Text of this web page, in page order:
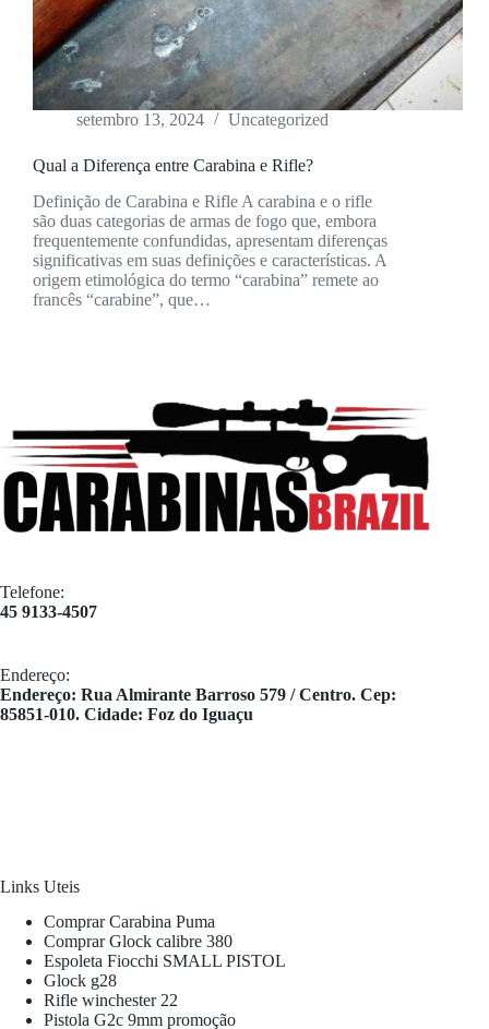
setembro 13, 2024 Uncategorized
Qual a Diferença entre Carabina e Rifle?
Definição de Carabina e Rifle A carabina e o rifle
são duas categorias de armas de fogo que, embora
frequentemente confundidas, apresentam diferenças
significativas em suas definições e características. A
origem etimológica do termo “carabina” remete ao
francês “carabine”, que…
Telefone:
45 9133-4507
Endereço:
​Endereço: Rua Almirante Barroso 579 / Centro. Cep:
85851-010. Cidade: Foz do Iguaçu
Links Uteis
Comprar Carabina Puma
Comprar Glock calibre 380
Espoleta Fiocchi SMALL PISTOL
Glock g28
Rifle winchester 22
Pistola G2c 9mm promoção